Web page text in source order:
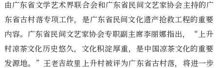
由广东省文学艺术界联合会和广东省民间文艺家协会主持的广
东省古村落专项工作，是广东省民间文化遗产抢救工程的重要
内容。广东省民间文艺家协会专职副主席李丽娜指出，“上升
村凉茶文化历史悠久，文化积淀厚重，是中国凉茶文化的重要
发源地。”王老吉故里上升村被评为广东省古村落，将进一步